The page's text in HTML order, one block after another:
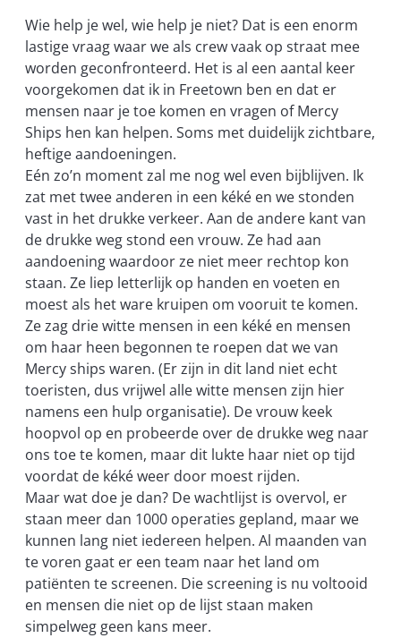
Wie help je wel, wie help je niet? Dat is een enorm
lastige vraag waar we als crew vaak op straat mee
worden geconfronteerd. Het is al een aantal keer
voorgekomen dat ik in Freetown ben en dat er
mensen naar je toe komen en vragen of Mercy
Ships hen kan helpen. Soms met duidelijk zichtbare,
heftige aandoeningen.
Eén zo’n moment zal me nog wel even bijblijven. Ik
zat met twee anderen in een kéké en we stonden
vast in het drukke verkeer. Aan de andere kant van
de drukke weg stond een vrouw. Ze had aan
aandoening waardoor ze niet meer rechtop kon
staan. Ze liep letterlijk op handen en voeten en
moest als het ware kruipen om vooruit te komen.
Ze zag drie witte mensen in een kéké en mensen
om haar heen begonnen te roepen dat we van
Mercy ships waren. (Er zijn in dit land niet echt
toeristen, dus vrijwel alle witte mensen zijn hier
namens een hulp organisatie). De vrouw keek
hoopvol op en probeerde over de drukke weg naar
ons toe te komen, maar dit lukte haar niet op tijd
voordat de kéké weer door moest rijden.
Maar wat doe je dan? De wachtlijst is overvol, er
staan meer dan 1000 operaties gepland, maar we
kunnen lang niet iedereen helpen. Al maanden van
te voren gaat er een team naar het land om
patiënten te screenen. Die screening is nu voltooid
en mensen die niet op de lijst staan maken
simpelweg geen kans meer.